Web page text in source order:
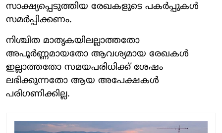
സാക്ഷ്യപ്പെടുത്തിയ രേഖകളുടെ പകർപ്പുകൾ
സമർപ്പിക്കണം.
നിശ്ചിത മാതൃകയിലല്ലാത്തതോ
അപൂർണ്ണമായതോ ആവശ്യമായ രേഖകൾ
ഇല്ലാത്തതോ സമയപരിധിക്ക് ശേഷം
ലഭിക്കുന്നതോ ആയ അപേക്ഷകൾ
പരിഗണിക്കില്ല.